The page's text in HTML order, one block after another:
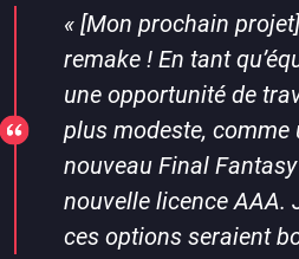
«[Mon prochain
remake ! En tant
une opportunité de
plus modeste, comme
nouveau Final
nouvelle licence AAA.
ces options seraient